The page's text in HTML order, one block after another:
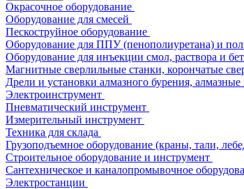
Окрасочное оборудование
Оборудование для смесей
Пескоструйное оборудование
Оборудование для ППУ (пенополиуретана) и
Оборудование для инъекции смол, раствора и
Магнитные сверлильные станки, корончатые
Дрели и установки алмазного бурения, алмазные
Электроинструмент
Пневматический инструмент
Измерительный инструмент
Техника для склада
Грузоподъемное оборудование (краны, тали,
Строительное оборудование и инструмент
Сантехническое и каналопромывочное
Электростанции